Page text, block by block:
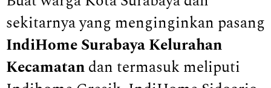
sekitarnya yang menginginkan pasang
IndiHome Surabaya Kelurahan
Kecamatandan termasuk meliputi